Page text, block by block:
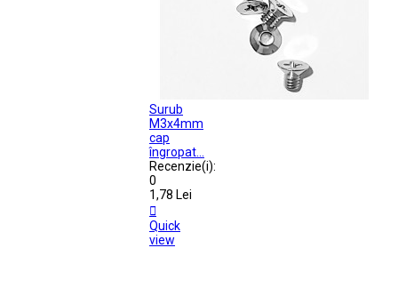
Surub
M3x4mm
cap
îngropat...
Recenzie(i):
0
1,78 Lei

Quick
view